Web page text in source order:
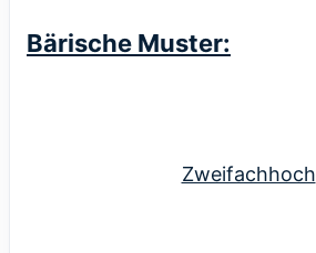
Bärische Muster:
Zweifachhoch